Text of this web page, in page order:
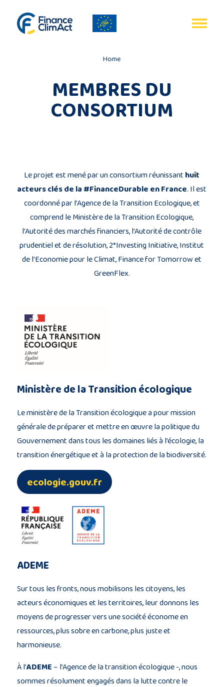
FR
programme
Publications
Description
consortium
Home
MEMBRES DU
CONSORTIUM
Le projet est mené par un consortium réunissant huit
acteurs clés de la #FinanceDurable en France. Il est
coordonné par l’Agence de la Transition Ecologique, et
comprend le Ministère de la Transition Ecologique,
l’Autorité des marchés financiers, l’Autorité de contrôle
prudentiel et de résolution, 2°Investing Initiative, Institut
de l’Economie pour le Climat, Finance for Tomorrow et
GreenFlex.
Ministère de la Transition écologique
Le ministère de la Transition écologique a pour mission
générale de préparer et mettre en œuvre la politique du
Gouvernement dans tous les domaines liés à l’écologie, la
transition énergétique et à la protection de la biodiversité.
ecologie.gouv.fr
ADEME
Sur tous les fronts, nous mobilisons les citoyens, les
acteurs économiques et les territoires, leur donnons les
moyens de progresser vers une société économe en
ressources, plus sobre en carbone, plus juste et
harmonieuse.
À l’ADEME – l’Agence de la transition écologique -, nous
sommes résolument engagés dans la lutte contre le